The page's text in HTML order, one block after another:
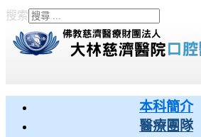
搜索
Type 2 or more characters
for results.
本科簡介
醫療團隊